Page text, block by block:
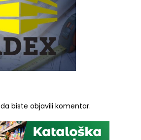
da biste objavili komentar.